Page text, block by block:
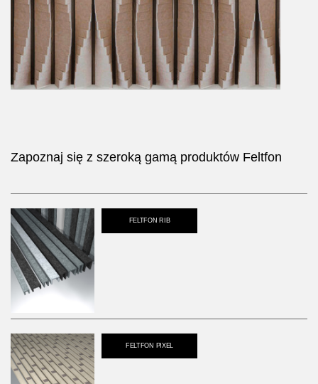
Zapoznaj się z szeroką gamą produktów Feltfon
FELTFON RIB
FELTFON PIXEL